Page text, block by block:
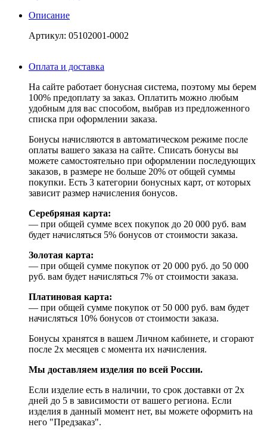
Описание
Артикул: 05102001-0002
Оплата и доставка
На сайте работает бонусная система, поэтому мы берем
100% предоплату за заказ. Оплатить можно любым
удобным для вас способом, выбрав из предложенного
списка при оформлении заказа.
Бонусы начисляются в автоматическом режиме после
оплаты вашего заказа на сайте. Списать бонусы вы
можете самостоятельно при оформлении последующих
заказов, в размере не больше 20% от общей суммы
покупки. Есть 3 категории бонусных карт, от которых
зависит размер начисления бонусов.
Серебряная карта:
— при общей сумме всех покупок до 20 000 руб. вам
будет начисляться 5% бонусов от стоимости заказа.
Золотая карта:
— при общей сумме покупок от 20 000 руб. до 50 000
руб. вам будет начисляться 7% от стоимости заказа.
Платиновая карта:
— при общей сумме покупок от 50 000 руб. вам будет
начисляться 10% бонусов от стоимости заказа.
Бонусы хранятся в вашем Личном кабинете, и сгорают
после 2х месяцев с момента их начисления.
Мы доставляем изделия по всей России.
Если изделие есть в наличии, то срок доставки от 2х
дней до 5 в зависимости от вашего региона. Если
изделия в данный момент нет, вы можете оформить на
него "Предзаказ".